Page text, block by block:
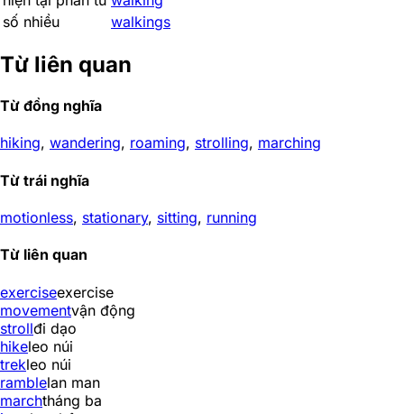
số nhiều
walkings
Từ liên quan
Từ đồng nghĩa
hiking, wandering, roaming, strolling, marching
Từ trái nghĩa
motionless, stationary, sitting, running
Từ liên quan
exerciseexercise
movementvận động
strollđi dạo
hikeleo núi
trekleo núi
ramblelan man
marchtháng ba